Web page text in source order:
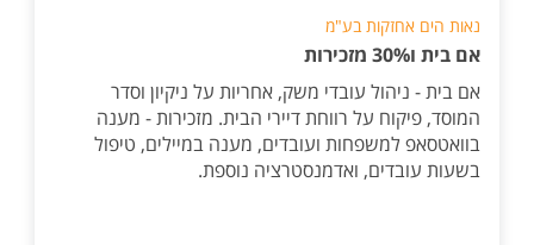
נאות הים אחזקות בע"מ
אם בית ו30% מזכירות
אם בית - ניהול עובדי משק, אחריות על ניקיון וסדר
המוסד, פיקוח על רווחת דיירי הבית. מזכירות - מענה
בוואטסאפ למשפחות ועובדים, מענה במיילים, טיפול
בשעות עובדים, ואדמנסטרציה נוספת.